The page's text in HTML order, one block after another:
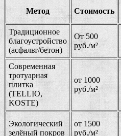
Метод Стоимость
Традиционное
благоустройство
(асфальт/бетон)
От 500
руб./м²
Современная
тротуарная
плитка
(TELLIO,
KOSTE)
от 1000
руб./м²
Экологический
зелёный покров
от 1500
руб./м²